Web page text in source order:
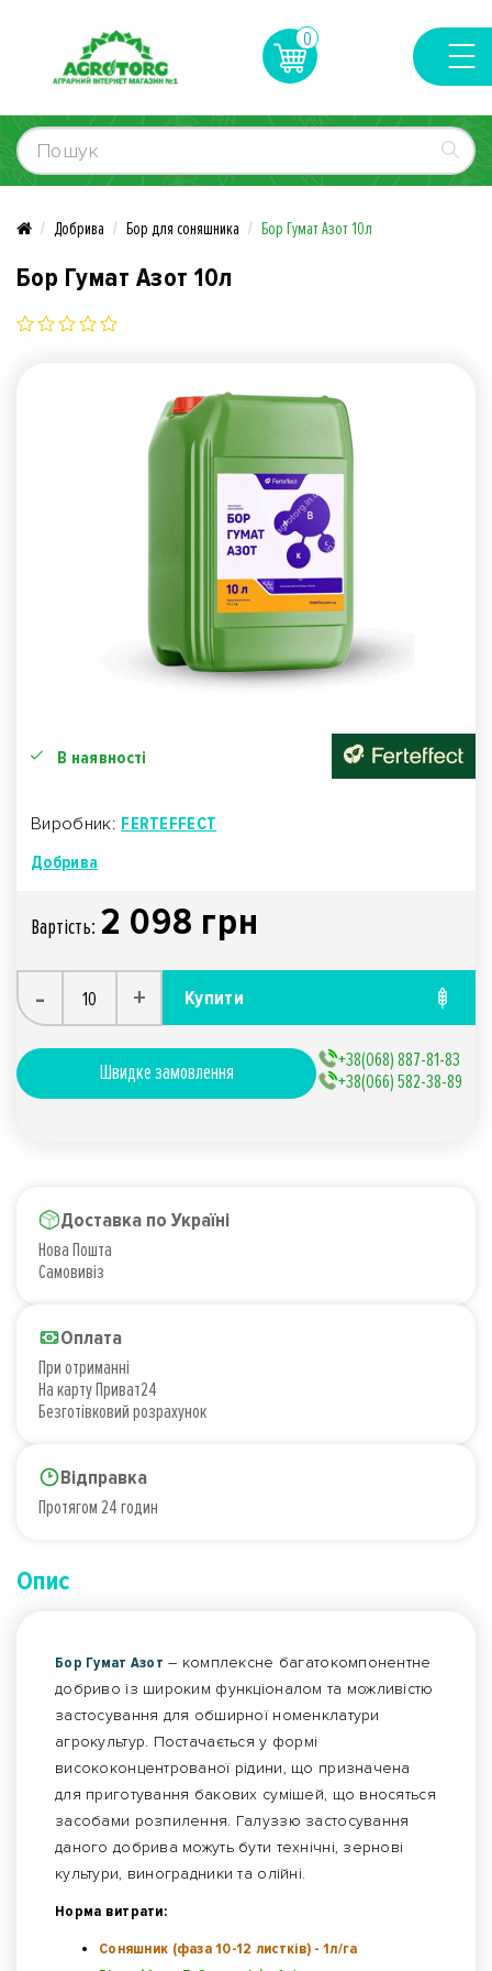
0
Добрива Бор для соняшника Бор Гумат Азот 10л
Бор Гумат Азот 10л
В наявності
Виробник: FERTEFFECT
Добрива
Вартiсть: 2 098 грн
- + Купити
Швидке замовлення
+38(068) 887-81-83
+38(066) 582-38-89
Доставка по Україні
Нова Пошта
Самовивіз
Оплата
При отриманні
На карту Приват24
Безготівковий розрахунок
Відправка
Протягом 24 годин
Опис
Бор Гумат Азот – комплексне багатокомпонентне
добриво із широким функціоналом та можливістю
застосування для обширної номенклатури
агрокультур. Постачається у формі
висококонцентрованої рідини, що призначена
для приготування бакових сумішей, що вносяться
засобами розпилення. Галуззю застосування
даного добрива можуть бути технічні, зернові
культури, виноградники та олійні.
Норма витрати:
Соняшник (фаза 10-12 листків) - 1л/га